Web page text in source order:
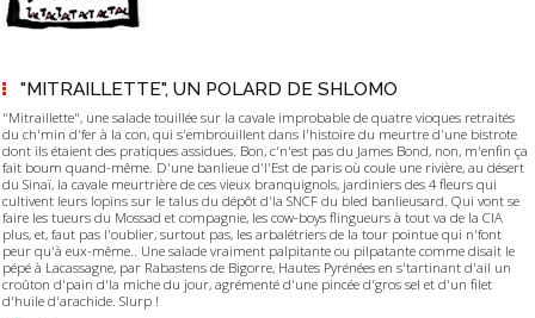
"MITRAILLETTE", UN POLARD DE SHLOMO
"Mitraillette", une salade touillée sur la cavale improbable de quatre vioques retraités
du ch'min d'fer à la con, qui s'embrouillent dans l'histoire du meurtre d'une bistrote
dont ils étaient des pratiques assidues. Bon, c'n'est pas du James Bond, non, m'enfin ça
fait boum quand-même. D'une banlieue d'l'Est de paris où coule une rivière, au désert
du Sinaï, la cavale meurtrière de ces vieux branquignols, jardiniers des 4 fleurs qui
cultivent leurs lopins sur le talus du dépôt d'la SNCF du bled banlieusard. Qui vont se
faire les tueurs du Mossad et compagnie, les cow-boys flingueurs à tout va de la CIA
plus, et, faut pas l'oublier, surtout pas, les arbalétriers de la tour pointue qui n'font
peur qu'à eux-même.. Une salade vraiment palpitante ou pilpatante comme disait le
pépé à Lacassagne, par Rabastens de Bigorre, Hautes Pyrénées en s'tartinant d'ail un
croûton d'pain d'la miche du jour, agrémenté d'une pincée d'gros sel et d'un filet
d'huile d'arachide. Slurp !